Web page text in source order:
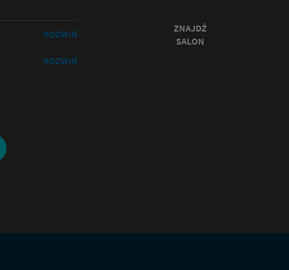
ROZWIŃ
ROZWIŃ
ZNAJDŹ
SALON